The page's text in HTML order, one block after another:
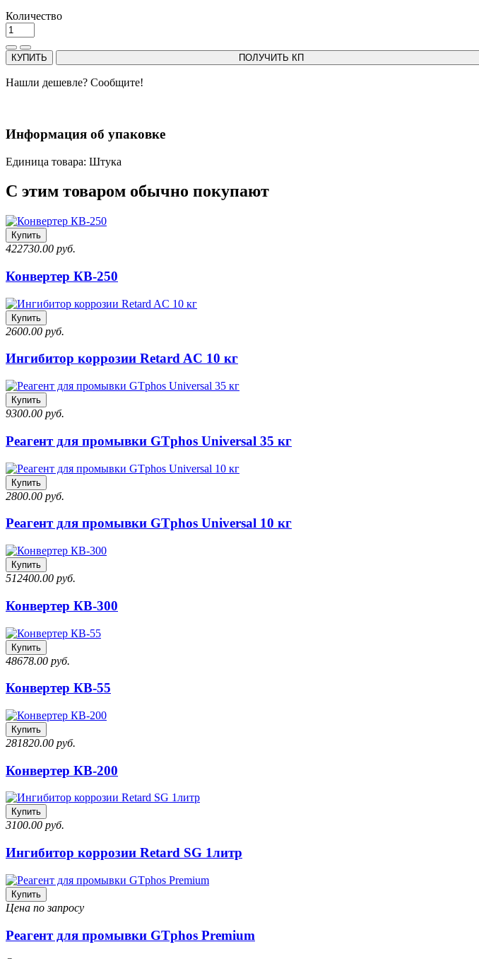
Количество
КУПИТЬ ПОЛУЧИТЬ КП
Нашли дешевле? Сообщите!
Информация об упаковке
Единица товара: Штука
С этим товаром обычно покупают
Купить
422730.00 руб.
Конвертер КВ-250
Купить
2600.00 руб.
Ингибитор коррозии Retard AC 10 кг
Купить
9300.00 руб.
Реагент для промывки GTphos Universal 35 кг
Купить
2800.00 руб.
Реагент для промывки GTphos Universal 10 кг
Купить
512400.00 руб.
Конвертер КВ-300
Купить
48678.00 руб.
Конвертер КВ-55
Купить
281820.00 руб.
Конвертер КВ-200
Купить
3100.00 руб.
Ингибитор коррозии Retard SG 1литр
Купить
Цена по запросу
Реагент для промывки GTphos Premium